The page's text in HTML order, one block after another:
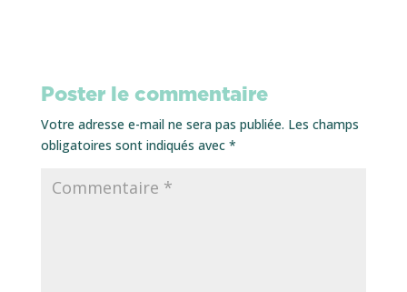
Poster le commentaire
Votre adresse e-mail ne sera pas publiée. Les champs
obligatoires sont indiqués avec *